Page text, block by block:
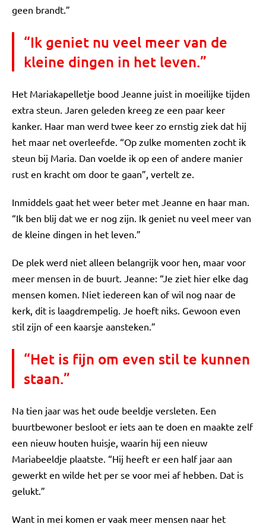
geen brandt.”
“Ik geniet nu veel meer van de
kleine dingen in het leven.”
Het Mariakapelletje bood Jeanne juist in moeilijke tijden
extra steun. Jaren geleden kreeg ze een paar keer
kanker. Haar man werd twee keer zo ernstig ziek dat hij
het maar net overleefde. “Op zulke momenten zocht ik
steun bij Maria. Dan voelde ik op een of andere manier
rust en kracht om door te gaan”, vertelt ze.
Inmiddels gaat het weer beter met Jeanne en haar man.
“Ik ben blij dat we er nog zijn. Ik geniet nu veel meer van
de kleine dingen in het leven.”
De plek werd niet alleen belangrijk voor hen, maar voor
meer mensen in de buurt. Jeanne: “Je ziet hier elke dag
mensen komen. Niet iedereen kan of wil nog naar de
kerk, dit is laagdrempelig. Je hoeft niks. Gewoon even
stil zijn of een kaarsje aansteken.”
“Het is fijn om even stil te kunnen
staan.”
Na tien jaar was het oude beeldje versleten. Een
buurtbewoner besloot er iets aan te doen en maakte zelf
een nieuw houten huisje, waarin hij een nieuw
Mariabeeldje plaatste. “Hij heeft er een half jaar aan
gewerkt en wilde het per se voor mei af hebben. Dat is
gelukt.”
Want in mei komen er vaak meer mensen naar het